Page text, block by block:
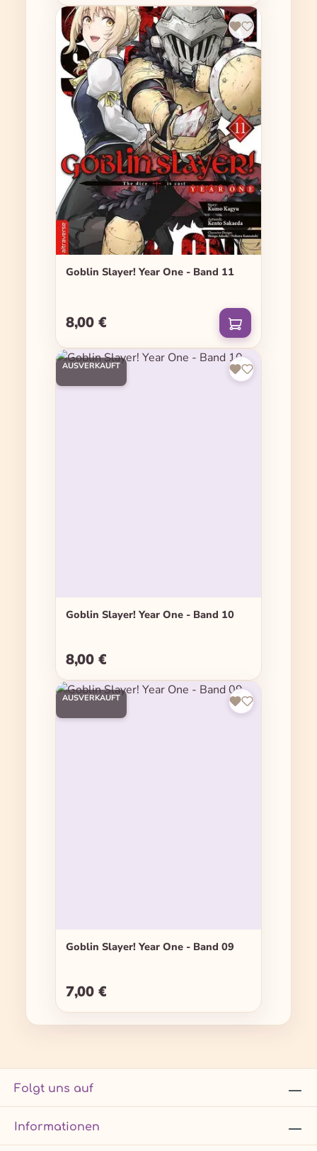
Goblin Slayer! Year One - Band 11
Regulärer Preis:
8,00 €
AUSVERKAUFT
Goblin Slayer! Year One - Band 10
Regulärer Preis:
8,00 €
AUSVERKAUFT
Goblin Slayer! Year One - Band 09
Regulärer Preis:
7,00 €
Folgt uns auf
Informationen